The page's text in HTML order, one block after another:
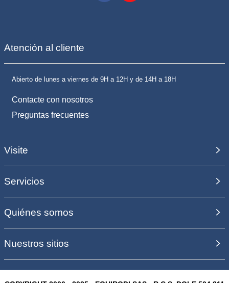
Atención al cliente
Abierto de lunes a viernes de 9H a 12H y de 14H a 18H
Contacte con nosotros
Preguntas frecuentes
Visite
Servicios
Quiénes somos
Nuestros sitios